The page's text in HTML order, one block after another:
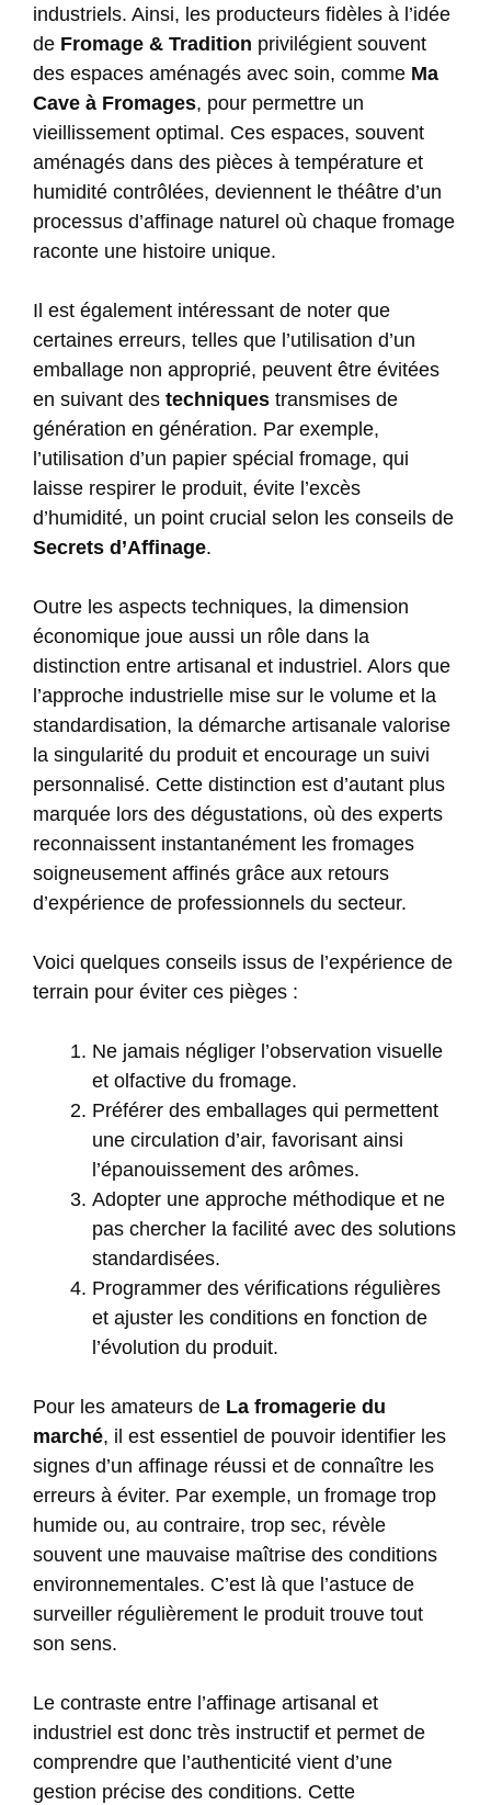
industriels. Ainsi, les producteurs fidèles à l’idée
de Fromage & Tradition privilégient souvent
des espaces aménagés avec soin, comme Ma
Cave à Fromages, pour permettre un
vieillissement optimal. Ces espaces, souvent
aménagés dans des pièces à température et
humidité contrôlées, deviennent le théâtre d’un
processus d’affinage naturel où chaque fromage
raconte une histoire unique.
Il est également intéressant de noter que
certaines erreurs, telles que l’utilisation d’un
emballage non approprié, peuvent être évitées
en suivant des techniques transmises de
génération en génération. Par exemple,
l’utilisation d’un papier spécial fromage, qui
laisse respirer le produit, évite l’excès
d’humidité, un point crucial selon les conseils de
Secrets d’Affinage.
Outre les aspects techniques, la dimension
économique joue aussi un rôle dans la
distinction entre artisanal et industriel. Alors que
l’approche industrielle mise sur le volume et la
standardisation, la démarche artisanale valorise
la singularité du produit et encourage un suivi
personnalisé. Cette distinction est d’autant plus
marquée lors des dégustations, où des experts
reconnaissent instantanément les fromages
soigneusement affinés grâce aux retours
d’expérience de professionnels du secteur.
Voici quelques conseils issus de l’expérience de
terrain pour éviter ces pièges :
Ne jamais négliger l’observation visuelle
et olfactive du fromage.
Préférer des emballages qui permettent
une circulation d’air, favorisant ainsi
l’épanouissement des arômes.
Adopter une approche méthodique et ne
pas chercher la facilité avec des solutions
standardisées.
Programmer des vérifications régulières
et ajuster les conditions en fonction de
l’évolution du produit.
Pour les amateurs de La fromagerie du
marché, il est essentiel de pouvoir identifier les
signes d’un affinage réussi et de connaître les
erreurs à éviter. Par exemple, un fromage trop
humide ou, au contraire, trop sec, révèle
souvent une mauvaise maîtrise des conditions
environnementales. C’est là que l’astuce de
surveiller régulièrement le produit trouve tout
son sens.
Le contraste entre l’affinage artisanal et
industriel est donc très instructif et permet de
comprendre que l’authenticité vient d’une
gestion précise des conditions. Cette